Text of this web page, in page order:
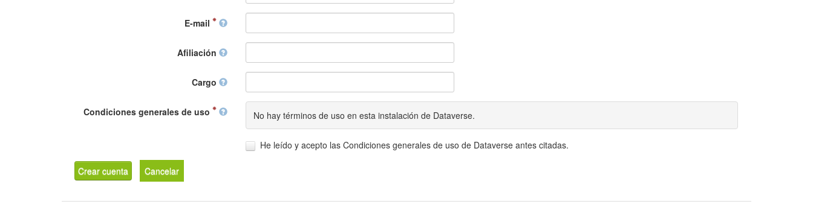
E-mail
Afiliación
Cargo
Condiciones generales de uso No hay términos de uso en esta instalación de Dataverse.
He leído y acepto las Condiciones generales de uso de Dataverse antes citadas.
Crear cuenta Cancelar